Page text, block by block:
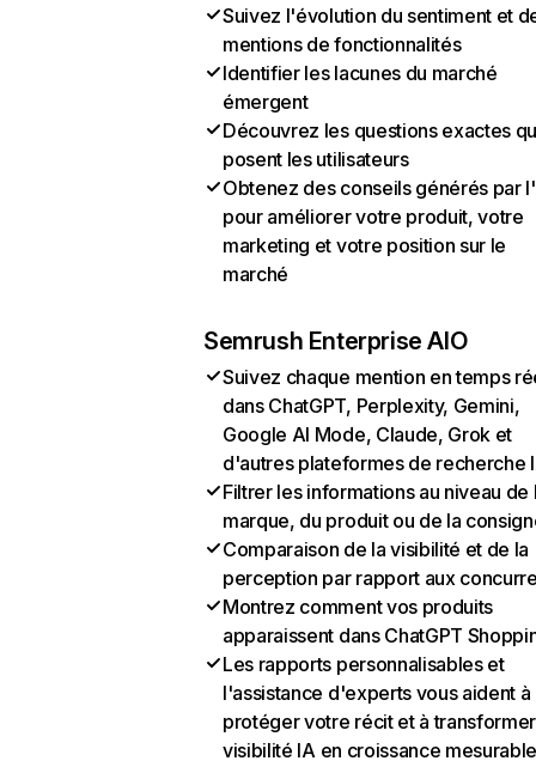
Suivez l'évolution du sentiment et
mentions de fonctionnalités
Identifier les lacunes du marché
émergent
Découvrez les questions exactes
posent les utilisateurs
Obtenez des conseils générés par
pour améliorer votre produit, votre
marketing et votre position sur le
marché
Semrush Enterprise AIO
Suivez chaque mention en temps
dans ChatGPT, Perplexity, Gemini,
Google AI Mode, Claude, Grok et
d'autres plateformes de recherche
Filtrer les informations au niveau de
marque, du produit ou de la
Comparaison de la visibilité et de la
perception par rapport aux
Montrez comment vos produits
apparaissent dans ChatGPT
Les rapports personnalisables et
l'assistance d'experts vous aident à
protéger votre récit et à
visibilité IA en croissance